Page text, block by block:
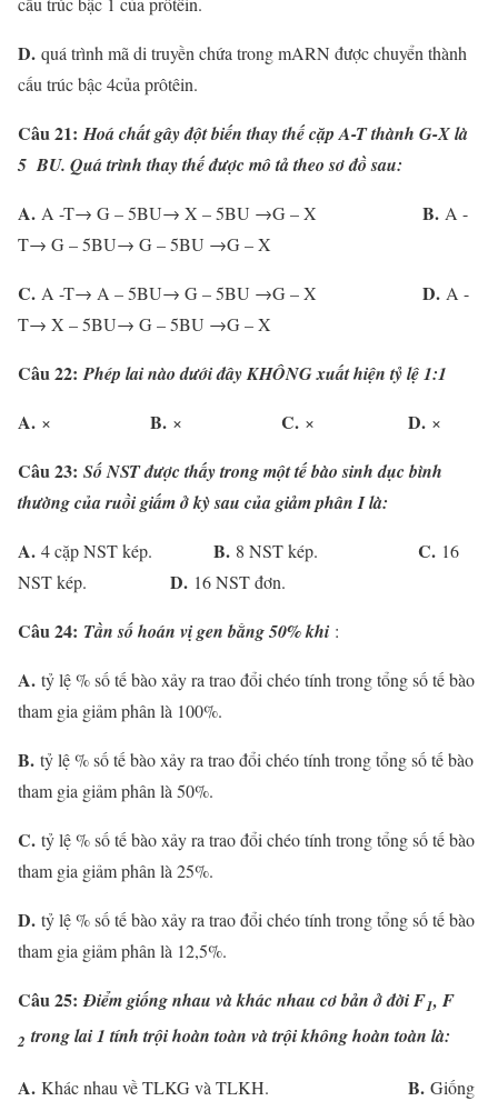
D. quá trình mã di truyền chứa trong mARN được chuyển thành
cấu trúc bậc 4của prôtêin.
Câu 21: Hoá chất gây đột biến thay thế cặp A-T thành G-X là
5 BU. Quá trình thay thế được mô tả theo sơ đồ sau:
A. A -T→ G – 5BU→ X – 5BU →G – X B. A -
T→ G – 5BU→ G – 5BU →G – X
C. A -T→ A – 5BU→ G – 5BU →G – X D. A -
T→ X – 5BU→ G – 5BU →G – X
Câu 22: Phép lai nào dưới đây KHÔNG xuất hiện tỷ lệ 1:1
A. × B. × C. × D. ×
Câu 23: Số NST được thấy trong một tế bào sinh dục bình
thường của ruồi giấm ở kỳ sau của giảm phân I là:
A. 4 cặp NST kép. B. 8 NST kép. C. 16
NST kép. D. 16 NST đơn.
Câu 24: Tần số hoán vị gen bằng 50% khi :
A. tỷ lệ % số tế bào xảy ra trao đổi chéo tính trong tổng số tế bào
tham gia giảm phân là 100%.
B. tỷ lệ % số tế bào xảy ra trao đổi chéo tính trong tổng số tế bào
tham gia giảm phân là 50%.
C. tỷ lệ % số tế bào xảy ra trao đổi chéo tính trong tổng số tế bào
tham gia giảm phân là 25%.
D. tỷ lệ % số tế bào xảy ra trao đổi chéo tính trong tổng số tế bào
tham gia giảm phân là 12,5%.
Câu 25: Điểm giống nhau và khác nhau cơ bản ở đời F­1­, F­
2 trong lai 1 tính trội hoàn toàn và trội không hoàn toàn là:
A. Khác nhau về TLKG và TLKH. B. Giống